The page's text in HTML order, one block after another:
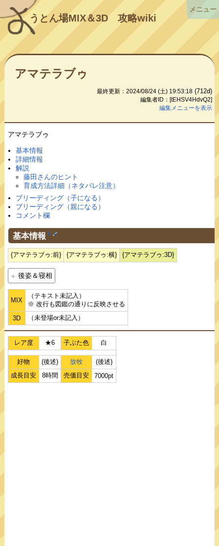
うとん場MIX＆3D攻略wiki
アマテラブゥ
最終更新：2024/08/24 (土) 19:53:18 (712d)
編集者ID：[tEHSV4HdvQ2]
編集メニューを表示
アマテラブゥ
基本情報
詳細情報
解説
藤田さんのヒント
育成方法詳細（ネタバレ注意）
ブリーディング（子になる）
ブリーディング（親になる）
コメント欄
基本情報 †
{アマテラブゥ:前} {アマテラブゥ:横} {アマテラブゥ:3D}
後姿＆寝相
MIX
（テキスト未記入）
※ 改行も図鑑の通りに反映させる
3D
（未登場or未記入）
レア度 ★6 子ぶた色 白
好物 (後述) 放牧
(後述)
成長目安
8時間 売価目安 7000pt
メニュー